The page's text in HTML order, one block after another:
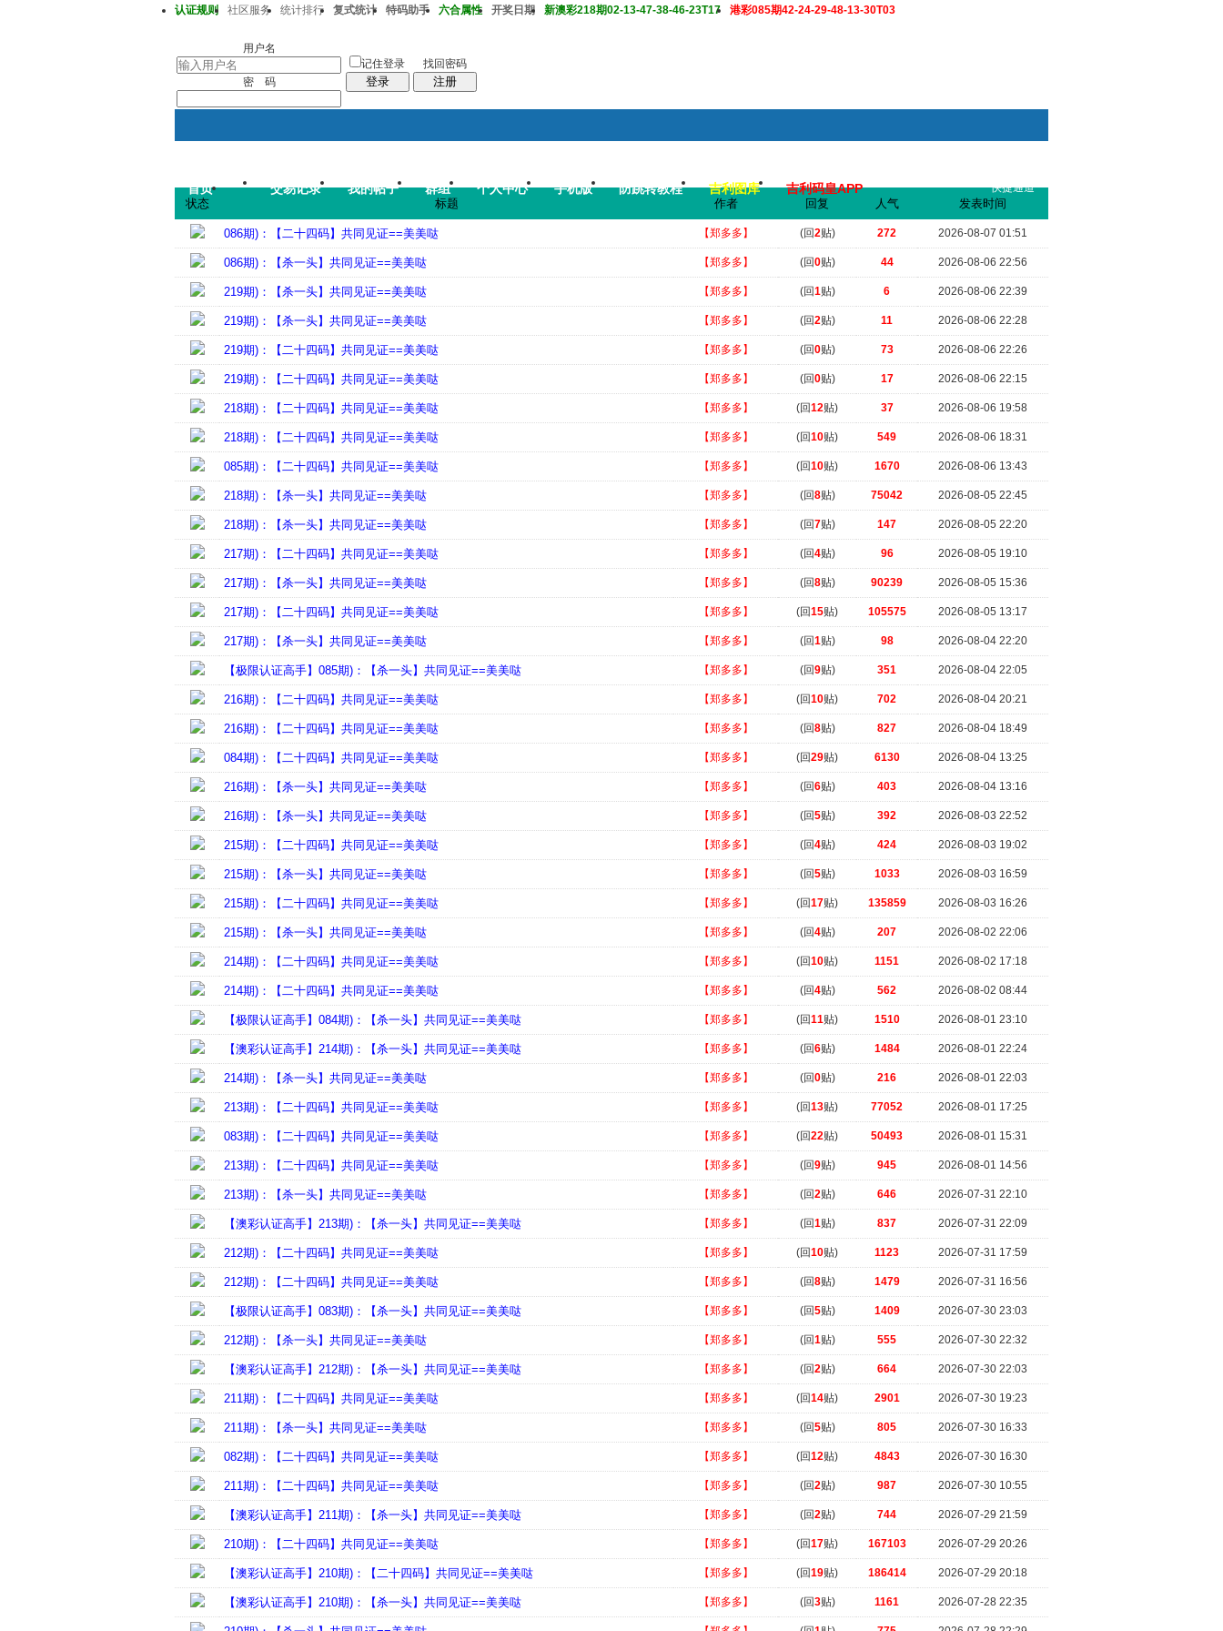
认证规则 社区服务 统计排行 复式统计 特码助手 六合属性 开奖日期 新澳彩218期02-13-47-38-46-23T17
港彩085期42-24-29-48-13-30T03
用户名
密 码
记住登录
登录
找回密码
注册
快捷通道
首页 交易记录 我的帖子 群组 个人中心 手机版 防跳转教程 吉利图库 吉利码皇APP
帖子
搜索
码皇总管
说：2026年7月底即将 开启特邀高手2肖中特大赛，重奖一万 .. （2026-07-10 20:23）
状态 标题 作者 回复 人气 发表时间
086期)：【二十四码】共同见证==美美哒 【郑多多】 (回2贴) 272 2026-08-07 01:51
086期)：【杀一头】共同见证==美美哒 【郑多多】 (回0贴) 44 2026-08-06 22:56
219期)：【杀一头】共同见证==美美哒 【郑多多】 (回1贴) 6 2026-08-06 22:39
219期)：【杀一头】共同见证==美美哒 【郑多多】 (回2贴) 11 2026-08-06 22:28
219期)：【二十四码】共同见证==美美哒 【郑多多】 (回0贴) 73 2026-08-06 22:26
219期)：【二十四码】共同见证==美美哒 【郑多多】 (回0贴) 17 2026-08-06 22:15
218期)：【二十四码】共同见证==美美哒 【郑多多】 (回12贴) 37 2026-08-06 19:58
218期)：【二十四码】共同见证==美美哒 【郑多多】 (回10贴) 549 2026-08-06 18:31
085期)：【二十四码】共同见证==美美哒 【郑多多】 (回10贴) 1670 2026-08-06 13:43
218期)：【杀一头】共同见证==美美哒 【郑多多】 (回8贴) 75042 2026-08-05 22:45
218期)：【杀一头】共同见证==美美哒 【郑多多】 (回7贴) 147 2026-08-05 22:20
217期)：【二十四码】共同见证==美美哒 【郑多多】 (回4贴) 96 2026-08-05 19:10
217期)：【杀一头】共同见证==美美哒 【郑多多】 (回8贴) 90239 2026-08-05 15:36
217期)：【二十四码】共同见证==美美哒 【郑多多】 (回15贴) 105575 2026-08-05 13:17
217期)：【杀一头】共同见证==美美哒 【郑多多】 (回1贴) 98 2026-08-04 22:20
【极限认证高手】085期)：【杀一头】共同见证==美美哒 【郑多多】 (回9贴) 351 2026-08-04 22:05
216期)：【二十四码】共同见证==美美哒 【郑多多】 (回10贴) 702 2026-08-04 20:21
216期)：【二十四码】共同见证==美美哒 【郑多多】 (回8贴) 827 2026-08-04 18:49
084期)：【二十四码】共同见证==美美哒 【郑多多】 (回29贴) 6130 2026-08-04 13:25
216期)：【杀一头】共同见证==美美哒 【郑多多】 (回6贴) 403 2026-08-04 13:16
216期)：【杀一头】共同见证==美美哒 【郑多多】 (回5贴) 392 2026-08-03 22:52
215期)：【二十四码】共同见证==美美哒 【郑多多】 (回4贴) 424 2026-08-03 19:02
215期)：【杀一头】共同见证==美美哒 【郑多多】 (回5贴) 1033 2026-08-03 16:59
215期)：【二十四码】共同见证==美美哒 【郑多多】 (回17贴) 135859 2026-08-03 16:26
215期)：【杀一头】共同见证==美美哒 【郑多多】 (回4贴) 207 2026-08-02 22:06
214期)：【二十四码】共同见证==美美哒 【郑多多】 (回10贴) 1151 2026-08-02 17:18
214期)：【二十四码】共同见证==美美哒 【郑多多】 (回4贴) 562 2026-08-02 08:44
【极限认证高手】084期)：【杀一头】共同见证==美美哒 【郑多多】 (回11贴) 1510 2026-08-01 23:10
【澳彩认证高手】214期)：【杀一头】共同见证==美美哒 【郑多多】 (回6贴) 1484 2026-08-01 22:24
214期)：【杀一头】共同见证==美美哒 【郑多多】 (回0贴) 216 2026-08-01 22:03
213期)：【二十四码】共同见证==美美哒 【郑多多】 (回13贴) 77052 2026-08-01 17:25
083期)：【二十四码】共同见证==美美哒 【郑多多】 (回22贴) 50493 2026-08-01 15:31
213期)：【二十四码】共同见证==美美哒 【郑多多】 (回9贴) 945 2026-08-01 14:56
213期)：【杀一头】共同见证==美美哒 【郑多多】 (回2贴) 646 2026-07-31 22:10
【澳彩认证高手】213期)：【杀一头】共同见证==美美哒 【郑多多】 (回1贴) 837 2026-07-31 22:09
212期)：【二十四码】共同见证==美美哒 【郑多多】 (回10贴) 1123 2026-07-31 17:59
212期)：【二十四码】共同见证==美美哒 【郑多多】 (回8贴) 1479 2026-07-31 16:56
【极限认证高手】083期)：【杀一头】共同见证==美美哒 【郑多多】 (回5贴) 1409 2026-07-30 23:03
212期)：【杀一头】共同见证==美美哒 【郑多多】 (回1贴) 555 2026-07-30 22:32
【澳彩认证高手】212期)：【杀一头】共同见证==美美哒 【郑多多】 (回2贴) 664 2026-07-30 22:03
211期)：【二十四码】共同见证==美美哒 【郑多多】 (回14贴) 2901 2026-07-30 19:23
211期)：【杀一头】共同见证==美美哒 【郑多多】 (回5贴) 805 2026-07-30 16:33
082期)：【二十四码】共同见证==美美哒 【郑多多】 (回12贴) 4843 2026-07-30 16:30
211期)：【二十四码】共同见证==美美哒 【郑多多】 (回2贴) 987 2026-07-30 10:55
【澳彩认证高手】211期)：【杀一头】共同见证==美美哒 【郑多多】 (回2贴) 744 2026-07-29 21:59
210期)：【二十四码】共同见证==美美哒 【郑多多】 (回17贴) 167103 2026-07-29 20:26
【澳彩认证高手】210期)：【二十四码】共同见证==美美哒 【郑多多】 (回19贴) 186414 2026-07-29 20:18
【澳彩认证高手】210期)：【杀一头】共同见证==美美哒 【郑多多】 (回3贴) 1161 2026-07-28 22:35